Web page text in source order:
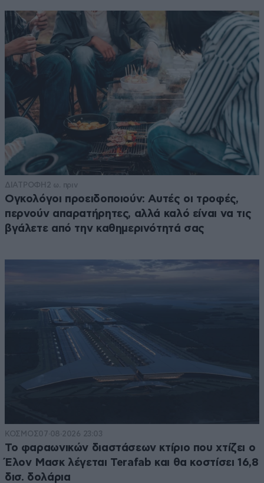
ΔΙΑΤΡΟΦΗ 2 ω. πριν
Ογκολόγοι προειδοποιούν: Αυτές οι τροφές,
περνούν απαρατήρητες, αλλά καλό είναι να τις
βγάλετε από την καθημερινότητά σας
ΚΟΣΜΟΣ07·08·2026 23:03
Το φαραωνικών διαστάσεων κτίριο που χτίζει ο
Έλον Μασκ λέγεται Terafab και θα κοστίσει 16,8
δισ. δολάρια